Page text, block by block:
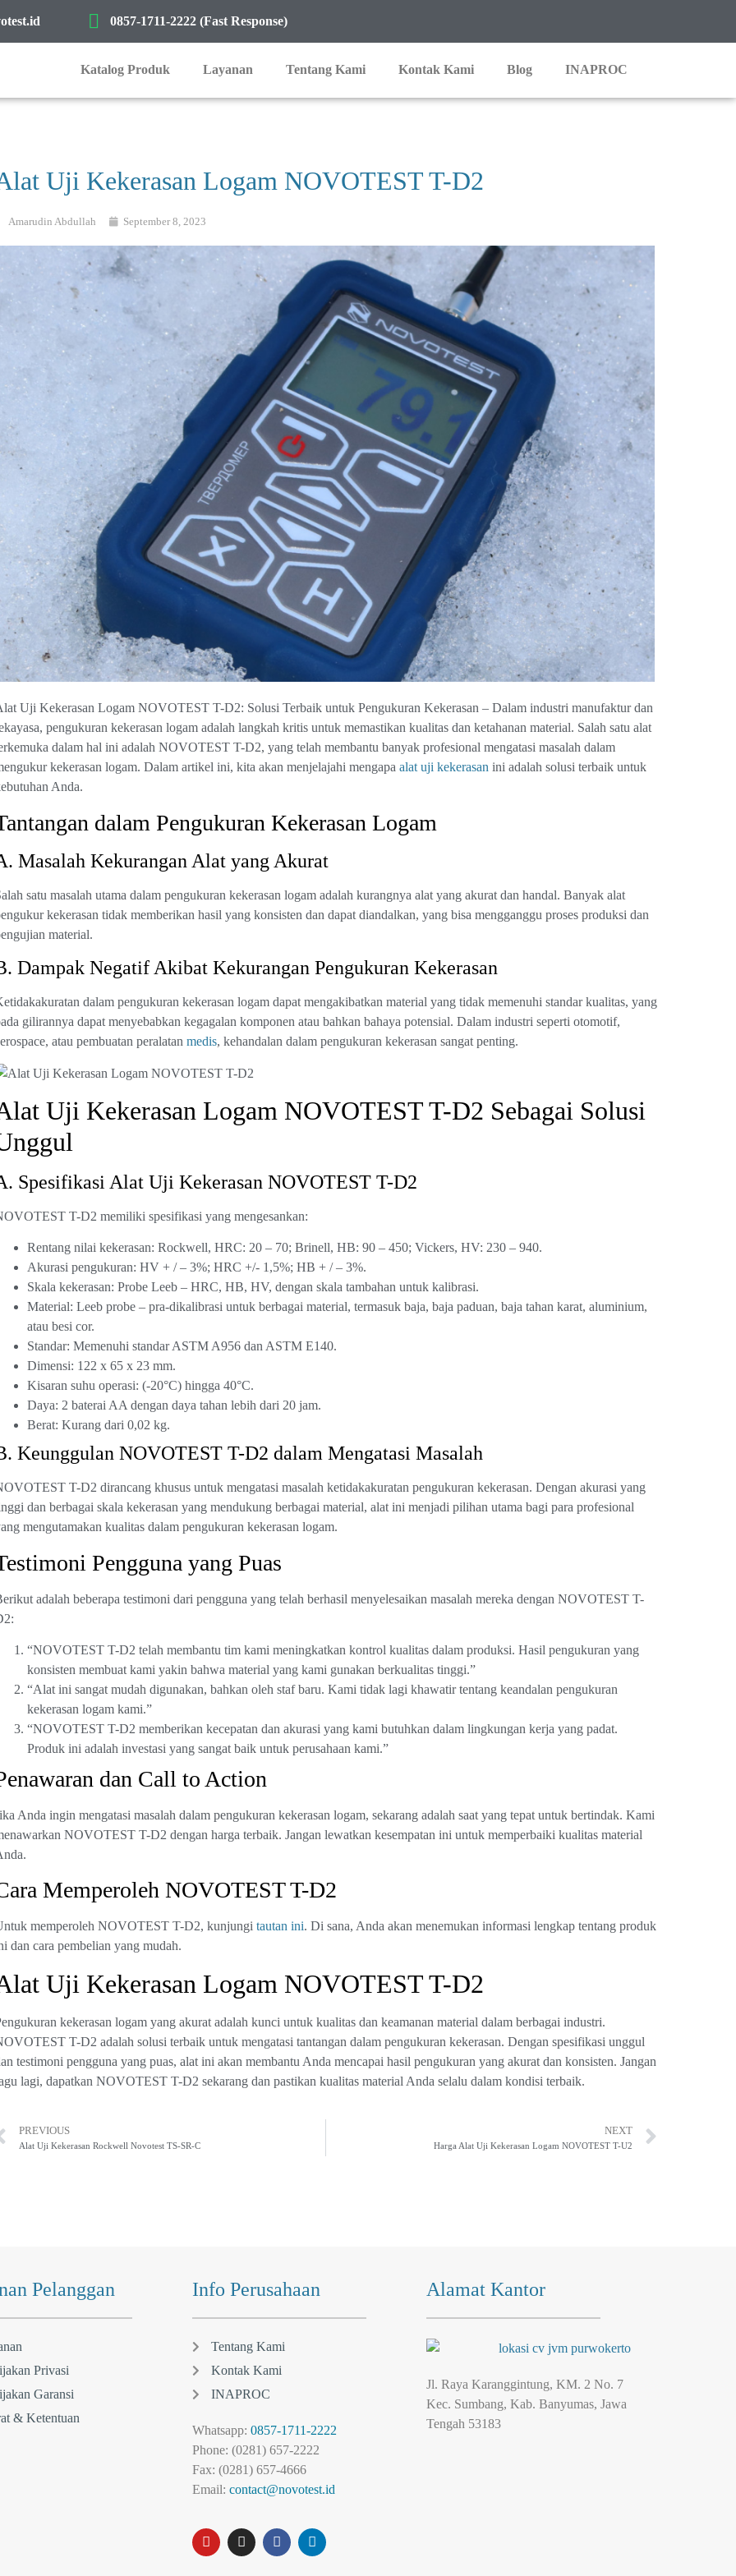
0857-1711-2222 (Fast Response)
Katalog Produk Layanan Tentang Kami Kontak Kami Blog INAPROC
Uji Kekerasan Logam NOVOTEST T-D2
Amarudin Abdullah September 8, 2023
Uji Kekerasan Logam NOVOTEST T-D2: Solusi Terbaik untuk Pengukuran Kekerasan – Dalam industri manufaktur dan
pengukuran kekerasan logam adalah langkah kritis untuk memastikan kualitas dan ketahanan material. Salah satu alat
dalam hal ini adalah NOVOTEST T-D2, yang telah membantu banyak profesional mengatasi masalah dalam
kekerasan logam. Dalam artikel ini, kita akan menjelajahi mengapa alat uji kekerasan ini adalah solusi terbaik untuk
Anda.
dalam Pengukuran Kekerasan Logam
Masalah Kekurangan Alat yang Akurat
satu masalah utama dalam pengukuran kekerasan logam adalah kurangnya alat yang akurat dan handal. Banyak alat
kekerasan tidak memberikan hasil yang konsisten dan dapat diandalkan, yang bisa mengganggu proses produksi dan
material.
Dampak Negatif Akibat Kekurangan Pengukuran Kekerasan
dalam pengukuran kekerasan logam dapat mengakibatkan material yang tidak memenuhi standar kualitas, yang
gilirannya dapat menyebabkan kegagalan komponen atau bahkan bahaya potensial. Dalam industri seperti otomotif,
atau pembuatan peralatan medis, kehandalan dalam pengukuran kekerasan sangat penting.
Uji Kekerasan Logam NOVOTEST T-D2 Sebagai Solusi
Spesifikasi Alat Uji Kekerasan NOVOTEST T-D2
T-D2 memiliki spesifikasi yang mengesankan:
Rentang nilai kekerasan: Rockwell, HRC: 20 – 70; Brinell, HB: 90 – 450; Vickers, HV: 230 – 940.
Akurasi pengukuran: HV + / – 3%; HRC +/- 1,5%; HB + / – 3%.
Skala kekerasan: Probe Leeb – HRC, HB, HV, dengan skala tambahan untuk kalibrasi.
Material: Leeb probe – pra-dikalibrasi untuk berbagai material, termasuk baja, baja paduan, baja tahan karat, aluminium,
atau besi cor.
Standar: Memenuhi standar ASTM A956 dan ASTM E140.
Dimensi: 122 x 65 x 23 mm.
Kisaran suhu operasi: (-20°C) hingga 40°C.
Daya: 2 baterai AA dengan daya tahan lebih dari 20 jam.
Berat: Kurang dari 0,02 kg.
Keunggulan NOVOTEST T-D2 dalam Mengatasi Masalah
T-D2 dirancang khusus untuk mengatasi masalah ketidakakuratan pengukuran kekerasan. Dengan akurasi yang
dan berbagai skala kekerasan yang mendukung berbagai material, alat ini menjadi pilihan utama bagi para profesional
mengutamakan kualitas dalam pengukuran kekerasan logam.
Pengguna yang Puas
adalah beberapa testimoni dari pengguna yang telah berhasil menyelesaikan masalah mereka dengan NOVOTEST T-
“NOVOTEST T-D2 telah membantu tim kami meningkatkan kontrol kualitas dalam produksi. Hasil pengukuran yang
konsisten membuat kami yakin bahwa material yang kami gunakan berkualitas tinggi.”
“Alat ini sangat mudah digunakan, bahkan oleh staf baru. Kami tidak lagi khawatir tentang keandalan pengukuran
kekerasan logam kami.”
“NOVOTEST T-D2 memberikan kecepatan dan akurasi yang kami butuhkan dalam lingkungan kerja yang padat.
Produk ini adalah investasi yang sangat baik untuk perusahaan kami.”
dan Call to Action
Anda ingin mengatasi masalah dalam pengukuran kekerasan logam, sekarang adalah saat yang tepat untuk bertindak. Kami
NOVOTEST T-D2 dengan harga terbaik. Jangan lewatkan kesempatan ini untuk memperbaiki kualitas material
Memperoleh NOVOTEST T-D2
memperoleh NOVOTEST T-D2, kunjungi tautan ini. Di sana, Anda akan menemukan informasi lengkap tentang produk
dan cara pembelian yang mudah.
Uji Kekerasan Logam NOVOTEST T-D2
kekerasan logam yang akurat adalah kunci untuk kualitas dan keamanan material dalam berbagai industri.
T-D2 adalah solusi terbaik untuk mengatasi tantangan dalam pengukuran kekerasan. Dengan spesifikasi unggul
testimoni pengguna yang puas, alat ini akan membantu Anda mencapai hasil pengukuran yang akurat dan konsisten. Jangan
lagi, dapatkan NOVOTEST T-D2 sekarang dan pastikan kualitas material Anda selalu dalam kondisi terbaik.
PREVIOUS
Alat Uji Kekerasan Rockwell Novotest TS-SR-C
NEXT
Harga Alat Uji Kekerasan Logam NOVOTEST T-U2
Pelanggan
Privasi
Garansi
& Ketentuan
Info Perusahaan
Tentang Kami
Kontak Kami
INAPROC
Whatsapp: 0857-1711-2222
Phone: (0281) 657-2222
Fax: (0281) 657-4666
Email: contact@novotest.id
Alamat Kantor
Jl. Raya Karanggintung, KM. 2 No. 7
Kec. Sumbang, Kab. Banyumas, Jawa
Tengah 53183